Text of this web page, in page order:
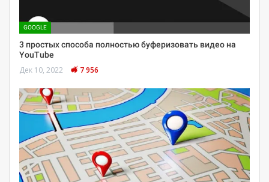
GOOGLE
3 простых способа полностью буферизовать видео на
YouTube
Дек 10, 2022 7 956